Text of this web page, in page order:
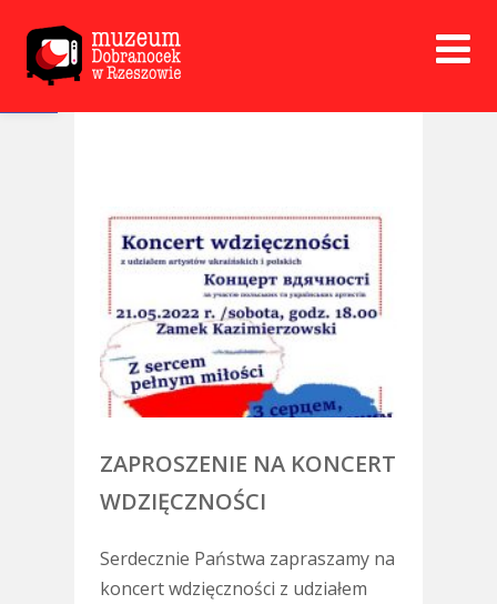
Open toolbar
ZAPROSZENIE NA KONCERT
WDZIĘCZNOŚCI
Serdecznie Państwa zapraszamy na
koncert wdzięczności z udziałem